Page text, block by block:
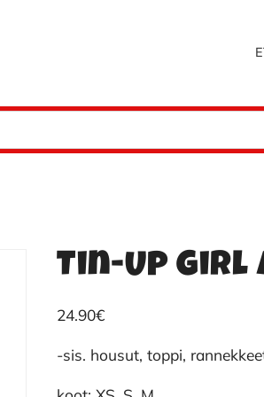
Tin-Up Girl
24.90€
-sis. housut, toppi,